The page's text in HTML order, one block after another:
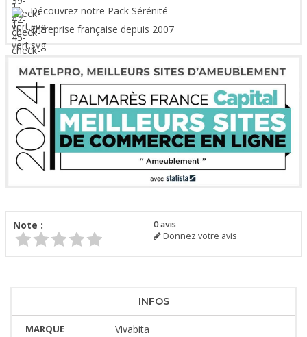
Découvrez notre Pack Sérénité
Entreprise française depuis 2007
Note : 0avis
Donnez votre avis
INFOS
MARQUE Vivabita